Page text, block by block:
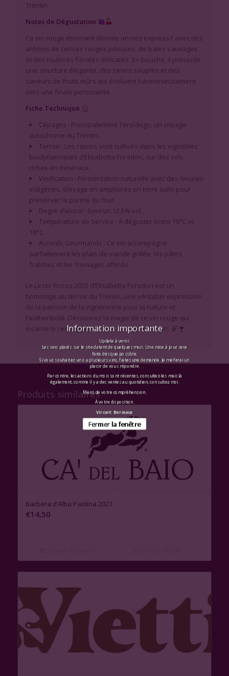
Trentin.
Notes de Dégustation
Ce vin rouge étonnant dévoile un nez expressif avec des
arômes de cerises rouges juteuses, de baies sauvages
et des nuances florales délicates. En bouche, il présente
une structure élégante, des tanins souples et des
saveurs de fruits mûrs qui évoluent harmonieusement
vers une finale persistante.
Fiche Technique
Cépages : Principalement Teroldego, un cépage
autochtone du Trentin.
Terroir : Les raisins sont cultivés dans les vignobles
biodynamiques d’Elisabetta Foradori, sur des sols
riches en minéraux.
Vinification : Fermentation naturelle avec des levures
indigènes, élevage en amphores en terre cuite pour
préserver la pureté du fruit.
Degré d’alcool : Environ 12,5% vol.
Température de Service : À déguster entre 16°C et
18°C.
Accords Gourmands : Ce vin accompagne
parfaitement les plats de viande grillée, les pâtes
fraîches et les fromages affinés.
Le Lezer Rosso 2022 d’Elisabetta Foradori est un
hommage au terroir du Trentin, une véritable expression
de la passion de la vigneronne pour la nature et
l’authenticité. Découvrez la magie de ce vin rouge qui
incarne le respect de la terre et l’amour du vin.
Produits similaires
Barbera d’Alba Paolina 2021
€14,50
Information importante
Update à venir.
Les vins placés sur le site datent de quelques mois. Une mise à jour sera
faite dès que possible.
Si vous souhaitez un ou plusieurs vins, faites une demande. Je me ferai un
plaisir de vous répondre.
Par contre, les actions du mois sont récentes, consultez-les mais là
également, comme il y a des ventes au quotidien, consultez moi.
Merci de votre compréhension.
À votre disposition.
Vincent Benieaux
Fermer la fenêtre